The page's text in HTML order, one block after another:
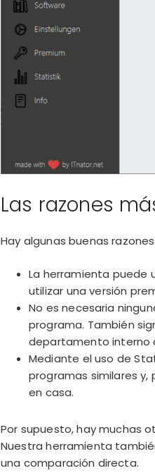
Las razones
Hay algunas buenas
La herramienta puede
utilizar unaversión
No es necesaria
programa. También
departamento interno
Mediante el uso de
programas similares
en casa.
Por supuesto, hay muchas
Nuestra herramienta
una comparación directa.